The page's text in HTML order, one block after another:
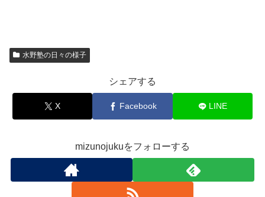
水野塾の日々の様子
シェアする
X Facebook LINE
mizunojukuをフォローする